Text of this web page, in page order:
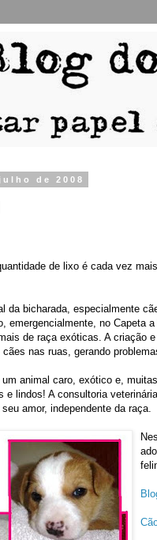
de 2008
de lixo é cada vez
da bicharada, especialmente
emergencialmente, no Capeta
de raça exóticas. A criação
nas ruas, gerando
animal caro, exótico e,
lindos! A consultoria
amor, independente da raça.